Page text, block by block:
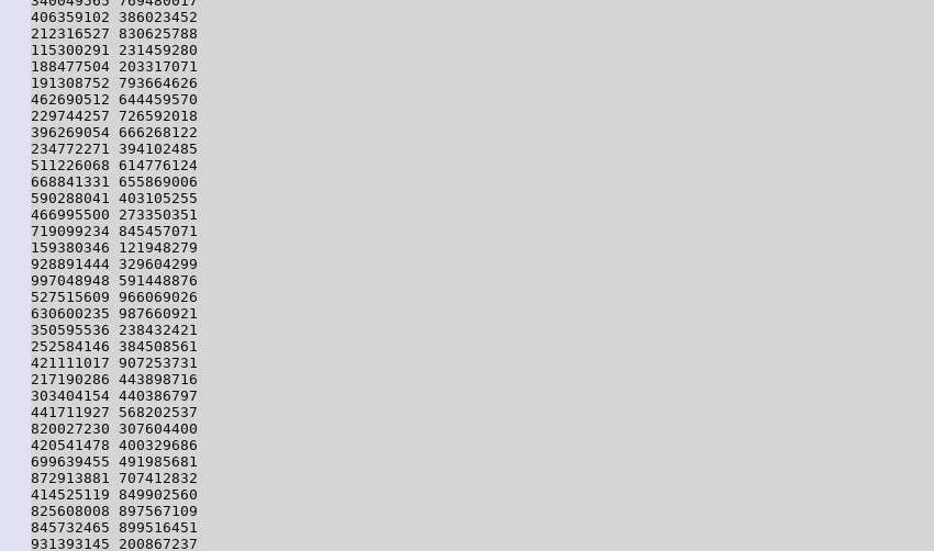
406359102 386023452
212316527 830625788
115300291 231459280
188477504 203317071
191308752 793664626
462690512 644459570
229744257 726592018
396269054 666268122
234772271 394102485
511226068 614776124
668841331 655869006
590288041 403105255
466995500 273350351
719099234 845457071
159380346 121948279
928891444 329604299
997048948 591448876
527515609 966069026
630600235 987660921
350595536 238432421
252584146 384508561
421111017 907253731
217190286 443898716
303404154 440386797
441711927 568202537
820027230 307604400
420541478 400329686
699639455 491985681
872913881 707412832
414525119 849902560
825608008 897567109
845732465 899516451
931393145 200867237